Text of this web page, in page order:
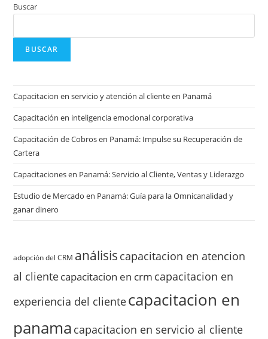
Buscar
BUSCAR
Capacitacion en servicio y atención al cliente en Panamá
Capacitación en inteligencia emocional corporativa
Capacitación de Cobros en Panamá: Impulse su Recuperación de
Cartera
Capacitaciones en Panamá: Servicio al Cliente, Ventas y Liderazgo
Estudio de Mercado en Panamá: Guía para la Omnicanalidad y
ganar dinero
adopción del CRM análisis capacitacion en atencion
al clientecapacitacion en crm capacitacion en
experiencia del clientecapacitacion en
panama capacitacion en servicio al cliente